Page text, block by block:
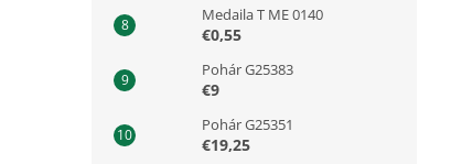
Medaila T ME 0140
€0,55
Pohár G25383
€9
Pohár G25351
€19,25